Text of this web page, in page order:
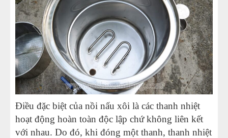
Điều đặc biệt của nồi nấu xôi là các thanh nhiệt
hoạt động hoàn toàn độc lập chứ không liên kết
với nhau. Do đó, khi đóng một thanh, thanh nhiệt